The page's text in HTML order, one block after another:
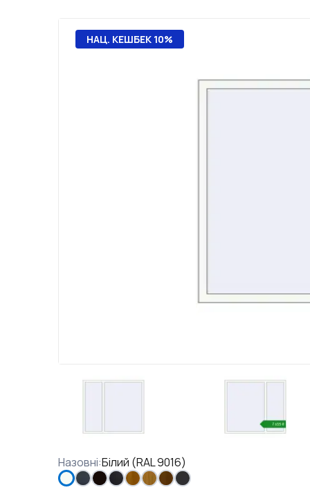
НАЦ. КЕШБЕК 10%
Назовні:Білий (RAL 9016)